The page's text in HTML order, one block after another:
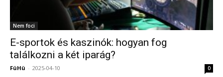
Nem foci
E-sportok és kaszinók: hogyan fog
találkozni a két iparág?
FüHü - 2025-04-10 0